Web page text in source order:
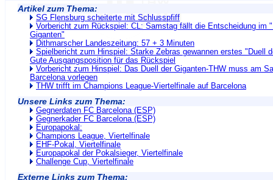
Artikel zum Thema:
SG Flensburg scheiterte mit Schlusspfiff
Vorbericht zum Rückspiel: CL: Samstag fällt die Entscheidung im
Giganten"
Dithmarscher Landeszeitung: 57 + 3 Minuten
Spielbericht zum Hinspiel: Starke Zebras gewannen erstes "Duell
Gute Ausgangsposition für das Rückspiel
Vorbericht zum Hinspiel: Das Duell der Giganten-THW muss am
Barcelona vorlegen
THW trifft im Champions League-Viertelfinale auf Barcelona
Unsere Links zum Thema:
Gegnerdaten FC Barcelona (ESP)
Gegnerkader FC Barcelona (ESP)
Europapokal:
Champions League, Viertelfinale
EHF-Pokal, Viertelfinale
Europapokal der Pokalsieger, Viertelfinale
Challenge Cup, Viertelfinale
Externe Links zum Thema: